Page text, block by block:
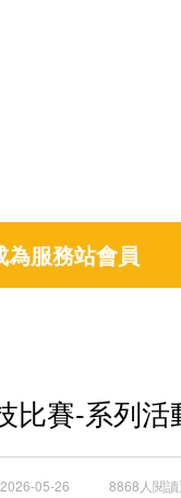
為服務站會員
比賽-系列
2026-05-26 8868人閱讀